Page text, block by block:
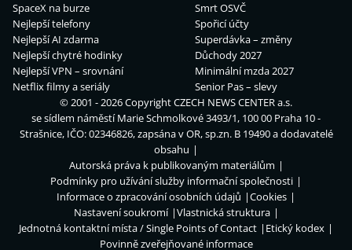
SpaceX na burze
Nejlepší telefony
Nejlepší AI zdarma
Nejlepší chytré hodinky
Nejlepší VPN – srovnání
Netflix filmy a seriály
Smrt OSVČ
Spořicí účty
Superdávka – změny
Důchody 2027
Minimální mzda 2027
Senior Pas – slevy
© 2001 - 2026 CopyrightCZECH NEWS CENTER a.s.
se sídlem náměstí Marie Schmolkové 3493/1, 100 00 Praha 10 -
Strašnice, IČO: 02346826, zapsána v OR, sp.zn. B 19490 a dodavatelé
obsahu
Autorská práva k publikovaným materiálům
Podmínky pro užívání služby informační společnosti
Informace o zpracování osobních údajů
Cookies
Nastavení soukromí
Vlastnická struktura
Jednotná kontaktní místa / Single Points of Contact
Etický kodex
Povinně zveřejňované informace